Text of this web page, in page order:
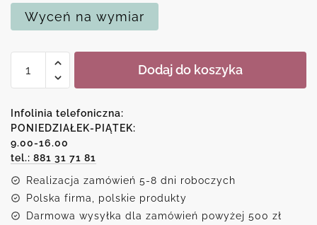
Wyceń na wymiar
Fototapeta
z
motywem
przyjęcia
u
misia
Dodaj do koszyka
Infolinia telefoniczna:
PONIEDZIAŁEK-PIĄTEK:
9.00-16.00
tel.: 881 31 71 81
Realizacja zamówień 5-8 dni roboczych
Polska firma, polskie produkty
Darmowa wysyłka dla zamówień powyżej 500 zł